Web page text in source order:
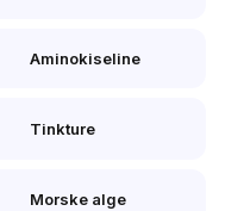
Aminokiseline
Tinkture
Morske alge